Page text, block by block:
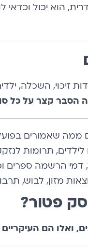
הוא יכול וכדאי
זיכוי, השכלה,
הסבר קצר על כל
ממה שאמורים
לילדים, תרומות
דמי הרשמה ספרים
מזון, לבוש,
פטור?
ואלו הם